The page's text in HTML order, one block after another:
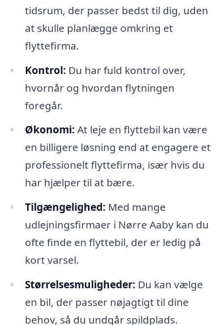
tidsrum, der passer bedst til dig, uden
at skulle planlægge omkring et
flyttefirma.
Kontrol: Du har fuld kontrol over,
hvornår og hvordan flytningen
foregår.
Økonomi: At leje en flyttebil kan være
en billigere løsning end at engagere et
professionelt flyttefirma, især hvis du
har hjælper til at bære.
Tilgængelighed: Med mange
udlejningsfirmaer i Nørre Aaby kan du
ofte finde en flyttebil, der er ledig på
kort varsel.
Størrelsesmuligheder: Du kan vælge
en bil, der passer nøjagtigt til dine
behov, så du undgår spildplads.